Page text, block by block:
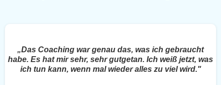
„Das Coaching war genau das, was ich gebraucht
habe. Es hat mir sehr, sehr gutgetan. Ich weiß jetzt, was
ich tun kann, wenn mal wieder alles zu viel wird."